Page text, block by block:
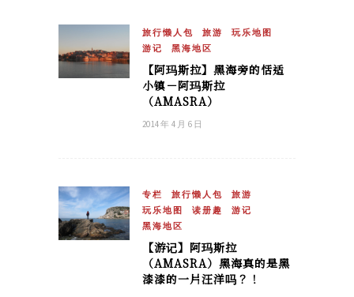
旅行懒人包 旅游
玩乐地图
游记
黑海地区
【阿玛斯拉】黑海旁的恬适
小镇－阿玛斯拉
（AMASRA）
2014 年 4 月 6 日
专栏 旅行懒人包
旅游
玩乐地图
读册趣
游记
黑海地区
【游记】阿玛斯拉
（AMASRA）黑海真的是黑
漆漆的一片汪洋吗？！